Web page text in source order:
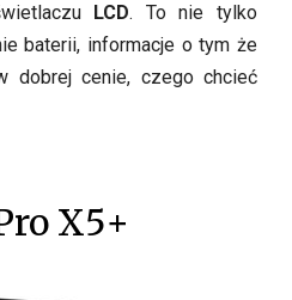
LCD. To nie tylko
baterii, informacje o tym że
dobrej cenie, czego chcieć
X5+